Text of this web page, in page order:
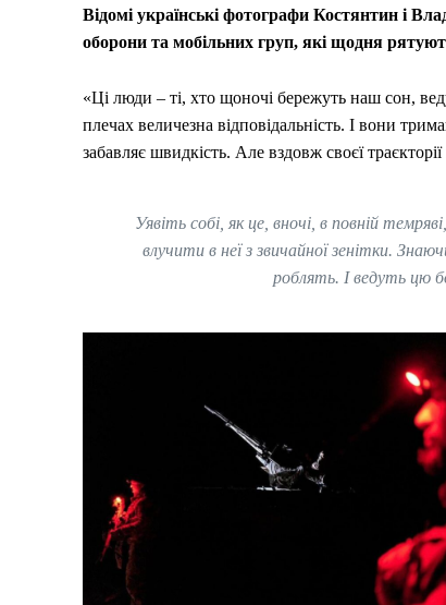
Відомі українські фотографи Костянтин і
оборони та мобільних груп, які щодня
«Ці люди – ті, хто щоночі бережуть наш сон,
плечах величезна відповідальність. І вони
забавляє швидкість. Але вздовж своєї
Уявіть собі, як це, вночі, в повній
влучити в неї з звичайної зенітки.
роблять. І ведуть цю